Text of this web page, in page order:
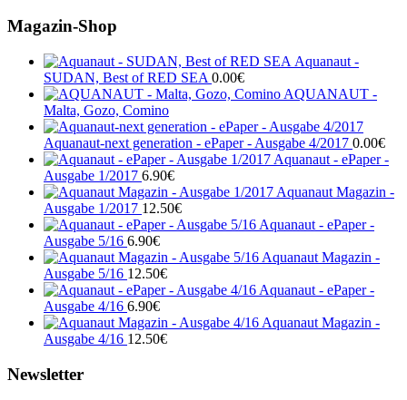
Magazin-Shop
Aquanaut -
SUDAN, Best of RED SEA 0.00€
AQUANAUT -
Malta, Gozo, Comino
Aquanaut-next generation - ePaper - Ausgabe 4/2017 0.00€
Aquanaut - ePaper -
Ausgabe 1/2017 6.90€
Aquanaut Magazin -
Ausgabe 1/2017 12.50€
Aquanaut - ePaper -
Ausgabe 5/16 6.90€
Aquanaut Magazin -
Ausgabe 5/16 12.50€
Aquanaut - ePaper -
Ausgabe 4/16 6.90€
Aquanaut Magazin -
Ausgabe 4/16 12.50€
Newsletter